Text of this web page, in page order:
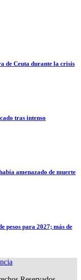
de Ceuta durante la crisis
tras intenso
amenazado de muerte
pesos para 2027; más de